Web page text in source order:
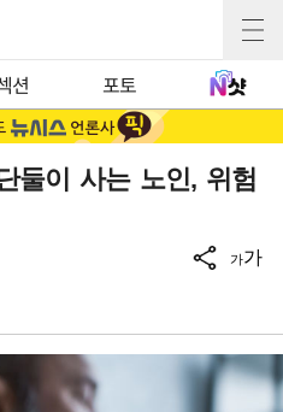
션 포토
둘이 사는 노인, 위험
가가